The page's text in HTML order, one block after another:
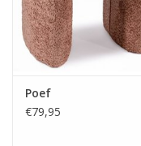
Poef
€79,95